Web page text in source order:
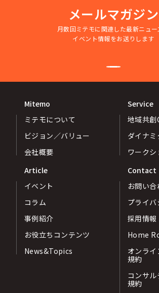
メールマガジン
月数回ミテモに関連した最新ニュー
イベント情報をお送りします
Mitemo
ミテモについて
ビジョン／バリュー
会社概要
Service
地域共創
ダイナ
ワーク
Article
イベント
コラム
事例紹介
お役立ちコンテンツ
News&Topics
Contact
お問い合
プライ
採用情報
Home
オンラ
規約
コンサル
規約